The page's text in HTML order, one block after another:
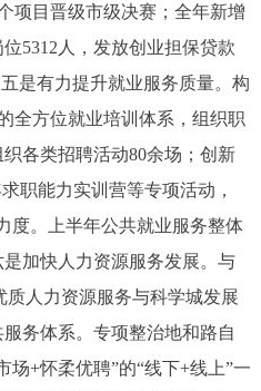
项目晋级市级决赛；全年新增
5312人，发放创业担保贷款
是有力提升就业服务质量。构
全方位就业培训体系，组织职
各类招聘活动80余场；创新
职能力实训营等专项活动，
度。上半年公共就业服务整体
加快人力资源服务发展。与
质人力资源服务与科学城发展
务体系。专项整治地和路自
场+怀柔优聘”的“线下+线上”一